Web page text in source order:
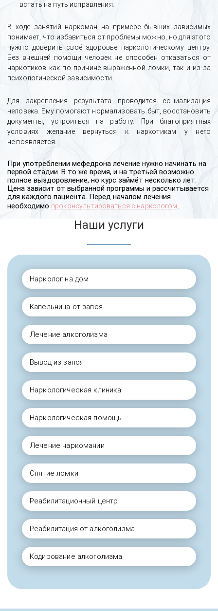
встать на путь исправления.
В ходе занятий наркоман на примере бывших зависимых
понимает, что избавиться от проблемы можно, но для этого
нужно доверить своё здоровье наркологическому центру.
Без внешней помощи человек не способен отказаться от
наркотиков как по причине выраженной ломки, так и из-за
психологической зависимости.
Для закрепления результата проводится социализация
человека. Ему помогают нормализовать быт, восстановить
документы, устроиться на работу. При благоприятных
условиях желание вернуться к наркотикам у него
не появляется.
При употреблении мефедрона лечение нужно начинать на
первой стадии. В то же время, и на третьей возможно
полное выздоровление, но курс займёт несколько лет.
Цена зависит от выбранной программы и рассчитывается
для каждого пациента. Перед началом лечения
необходимо проконсультироваться с наркологом.
Наши услуги
Нарколог на дом
Капельница от запоя
Лечение алкоголизма
Вывод из запоя
Наркологическая клиника
Наркологическая помощь
Лечение наркомании
Снятие ломки
Реабилитационный центр
Реабилитация от алкоголизма
Кодирование алкоголизма